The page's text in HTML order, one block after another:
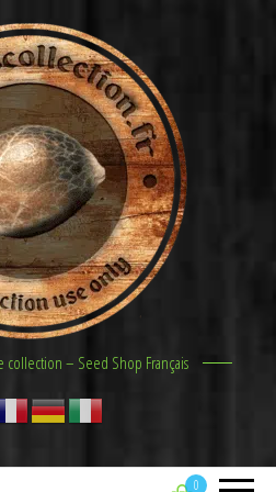
collection – Seed Shop Français
0